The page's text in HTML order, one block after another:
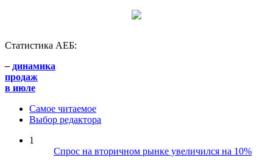
Статистика АЕБ:
– динамика
продаж
в июле
Самое читаемое
Выбор редактора
1
Спрос на вторичном рынке увеличился на 10%